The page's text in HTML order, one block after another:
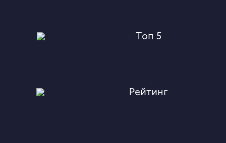
Топ 5
Рейтинг